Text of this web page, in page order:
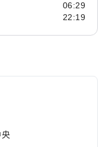
06:29
22:19
央